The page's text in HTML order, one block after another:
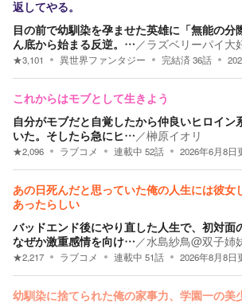
返してやる。
目の前で幼馴染を孕ませた英雄に「無能の分
ん底から始まる反逆。… ／ラズベリーパイ大
★3,101 異世界ファンタジー 完結済36話
これからはモブとして生きよう
自分がモブだと自覚したから仲良いヒロイン
いた。そしたら急にヒ… ／榊原イオリ
★2,096 ラブコメ 連載中 52話 2026年6月8日
あの日死んだと思っていた俺の人生には彼女
あったらしい
バッドエンド後にやり直した人生で、初対面
なぜか激重感情を向け… ／水島紗鳥@双子姉
★2,217 ラブコメ 連載中 51話 2026年8月8日
幼馴染に捨てられた俺の家事力、学園一の美